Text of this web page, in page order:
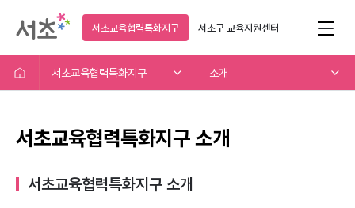
서초교육협력특화지구 서초구교육지원센터
서초교육협력특화지구 소개
서초교육협력특화지구 소개
서초교육협력특화지구 소개​